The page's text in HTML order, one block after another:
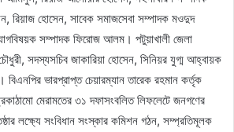
রিয়াজ হোসেন, সাবেক সমাজসেবা সম্পাদক মওদুদ
সম্পাদক ফিরোজ আলম। পটুয়াখালী জেলা
সদস্যসচিব জাকারিয়া হোসেন, সিনিয়র যুগ্ম আহ্বায়ক
ভারপ্রাপ্ত চেয়ারম্যান তারেক রহমান কর্তৃক
মেরামতের ৩১ দফাসংবলিত লিফলেটে জনগণের
লক্ষ্যে সংবিধান সংস্কার কমিশন গঠন, সম্প্রতিমূলক